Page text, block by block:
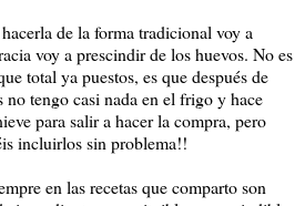
de la forma tradicional voy a
voy a prescindir de los huevos. No es
total ya puestos, es que después de
no tengo casi nada en el frigo y hace
para salir a hacer la compra, pero
incluirlos sin problema!!
en las recetas que comparto son